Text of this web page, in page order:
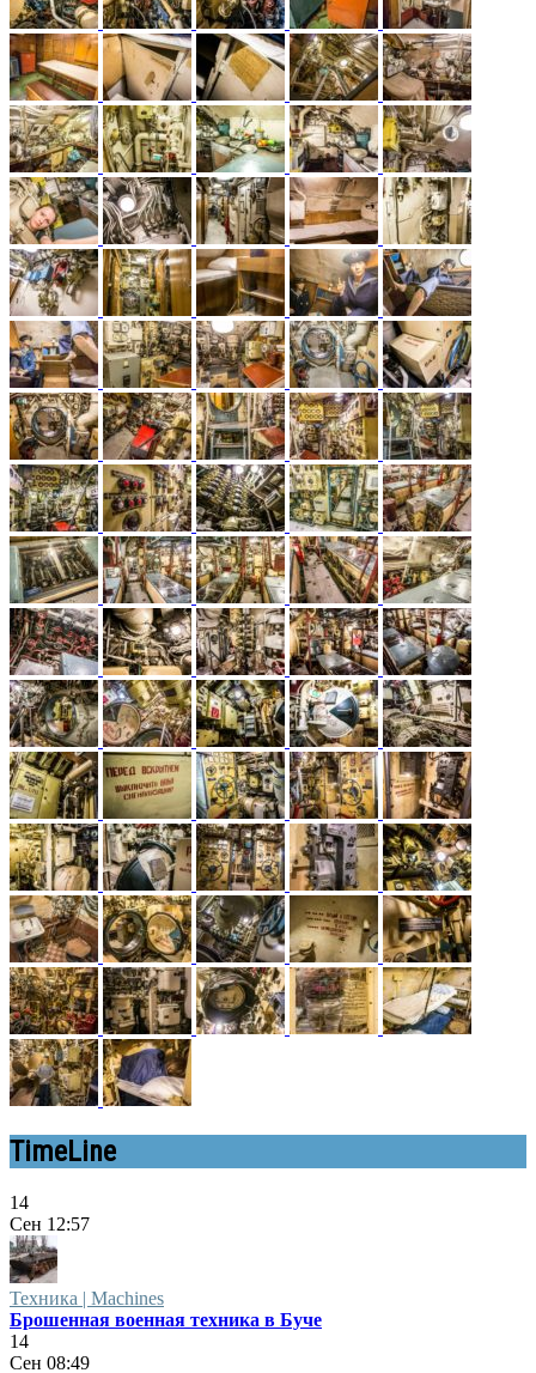
TimeLine
14
Сен 12:57
Техника | Machines
Брошенная военная техника в Буче
14
Сен 08:49